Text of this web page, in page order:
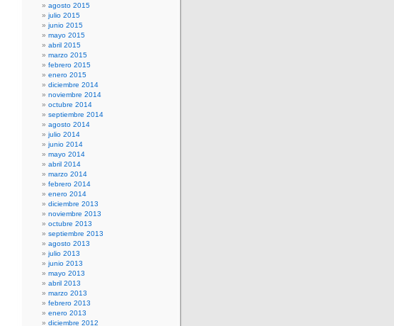
agosto 2015
julio 2015
junio 2015
mayo 2015
abril 2015
marzo 2015
febrero 2015
enero 2015
diciembre 2014
noviembre 2014
octubre 2014
septiembre 2014
agosto 2014
julio 2014
junio 2014
mayo 2014
abril 2014
marzo 2014
febrero 2014
enero 2014
diciembre 2013
noviembre 2013
octubre 2013
septiembre 2013
agosto 2013
julio 2013
junio 2013
mayo 2013
abril 2013
marzo 2013
febrero 2013
enero 2013
diciembre 2012